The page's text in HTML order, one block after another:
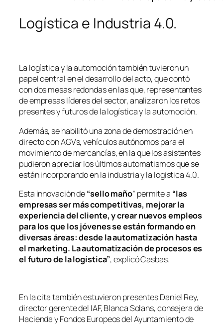
Logística e Industria 4.0.
La logística y la automoción también tuvieron un
papel central en el desarrollo del acto, que contó
con dos mesas redondas en las que, representantes
de empresas líderes del sector, analizaron los retos
presentes y futuros de la logística y la automoción.
Además, se habilitó una zona de demostración en
directo con AGVs, vehículos autónomos para el
movimiento de mercancías, en la que los asistentes
pudieron apreciar los últimos automatismos que se
están incorporando en la industria y la logística 4.0.
Esta innovación de“sello maño” permite a “las
empresas ser más competitivas, mejorar la
experiencia del cliente, y crear nuevos empleos
para los que los jóvenes se están formando en
diversas áreas: desde la automatización hasta
el marketing. La automatización de procesos es
el futuro de la logística”, explicó Casbas.
En la cita también estuvieron presentes Daniel Rey,
director gerente del IAF, Blanca Solans, consejera de
Hacienda y Fondos Europeos del Ayuntamiento de